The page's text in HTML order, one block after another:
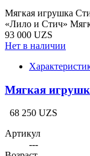
Мягкая игрушка
«Лило и Стич»
93 000 UZS
Нет в наличии
Мягкая
68 250 UZS
Артикул
---